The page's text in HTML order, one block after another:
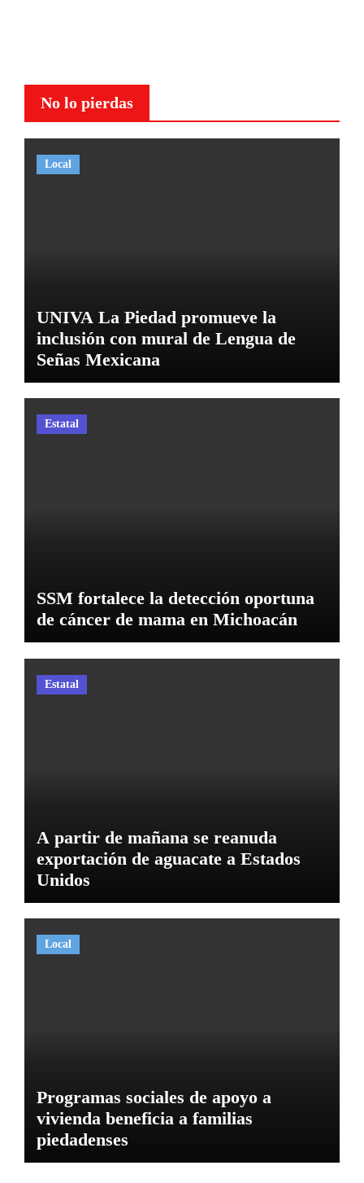
No lo pierdas
Local
UNIVA La Piedad promueve la
inclusión con mural de Lengua de
Señas Mexicana
Estatal
SSM fortalece la detección oportuna
de cáncer de mama en Michoacán
Estatal
A partir de mañana se reanuda
exportación de aguacate a Estados
Unidos
Local
Programas sociales de apoyo a
vivienda beneficia a familias
piedadenses